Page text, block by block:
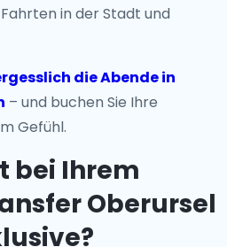
in der Stadt und
die Abende in
– und buchen Sie Ihre
Gefühl.
bei Ihrem
Oberursel